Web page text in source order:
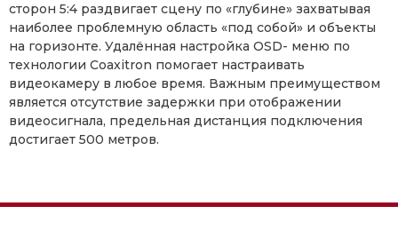
сторон 5:4 раздвигает сцену по «глубине» захватывая
наиболее проблемную область «под собой» и объекты
на горизонте. Удалённая настройка OSD- меню по
технологии Coaxitron помогает настраивать
видеокамеру в любое время. Важным преимуществом
является отсутствие задержки при отображении
видеосигнала, предельная дистанция подключения
достигает 500 метров.